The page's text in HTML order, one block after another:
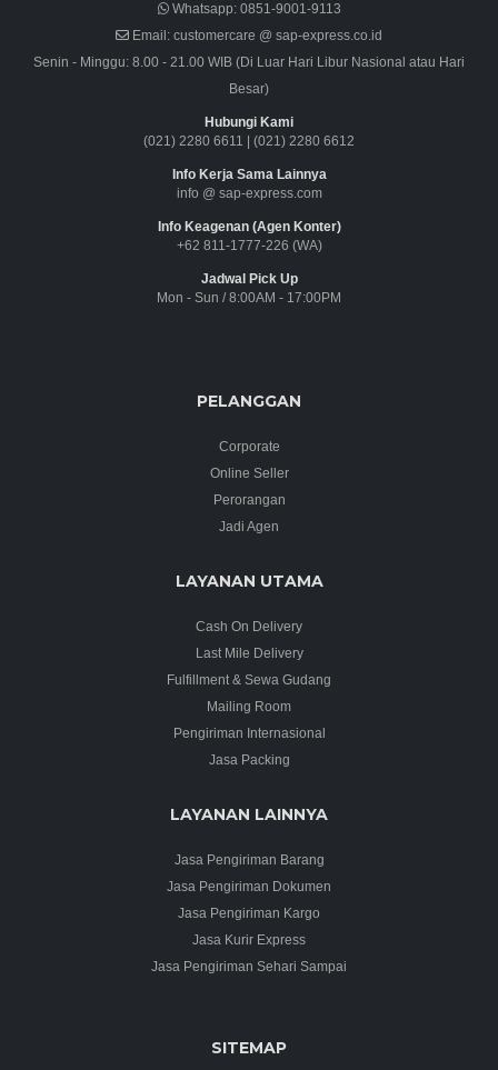
Whatsapp:0851-9001-9113
Email: customercare @ sap-express.co.id
Senin - Minggu: 8.00 - 21.00 WIB (Di Luar Hari Libur Nasional atau Hari
Besar)
Hubungi Kami
(021) 2280 6611 | (021) 2280 6612
Info Kerja Sama Lainnya
info @ sap-express.com
Info Keagenan (Agen Konter)
+62 811-1777-226 (WA)
Jadwal Pick Up
Mon - Sun / 8:00AM - 17:00PM
PELANGGAN
Corporate
Online Seller
Perorangan
Jadi Agen
LAYANAN UTAMA
Cash On Delivery
Last Mile Delivery
Fulfillment & Sewa Gudang
Mailing Room
Pengiriman Internasional
Jasa Packing
LAYANAN LAINNYA
Jasa Pengiriman Barang
Jasa Pengiriman Dokumen
Jasa Pengiriman Kargo
Jasa Kurir Express
Jasa Pengiriman Sehari Sampai
SITEMAP